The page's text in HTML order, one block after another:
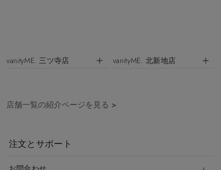
vanityME. 三ツ寺店 vanityME. 北新地店
店舗一覧の紹介ページを見る >
注文とサポート